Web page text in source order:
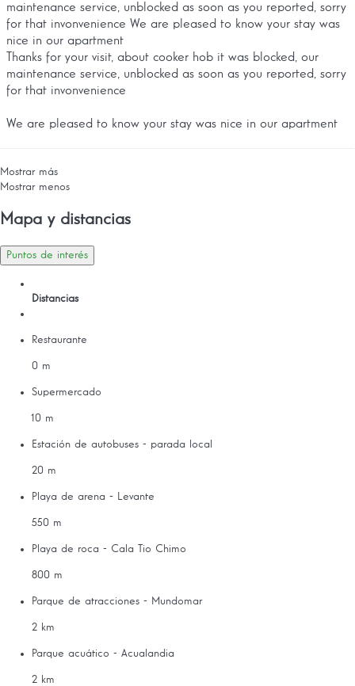
maintenance service, unblocked as soon as you reported, sorry
for that invonvenience We are pleased to know your stay was
nice in our apartment
Thanks for your visit, about cooker hob it was blocked, our
maintenance service, unblocked as soon as you reported, sorry
for that invonvenience
We are pleased to know your stay was nice in our apartment
Mostrar más
Mostrar menos
Mapa y distancias
Puntos de interés
Distancias
Restaurante
0 m
Supermercado
10 m
Estación de autobuses - parada local
20 m
Playa de arena - Levante
550 m
Playa de roca - Cala Tio Chimo
800 m
Parque de atracciones - Mundomar
2 km
Parque acuático - Acualandia
2 km